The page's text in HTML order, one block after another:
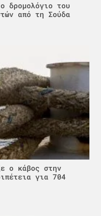
δρομολόγιο του
από τη Σούδα
ο κάβος στην
για 704